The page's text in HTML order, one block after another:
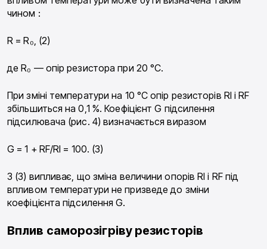
чином :
R = R₀, (2)
де R₀ — опір резистора при 20 °С.
При зміні температури на 10 °С опір резисторів RI і RF
збільшиться на 0,1 %. Коефіцієнт G підсилення
підсилювача (рис. 4) визначається виразом
G = 1 + RF/RI = 100. (3)
З (3) випливає, що зміна величини опорів RI і RF під
впливом температури не призведе до зміни
коефіцієнта підсилення G.
Вплив саморозігріву резисторів